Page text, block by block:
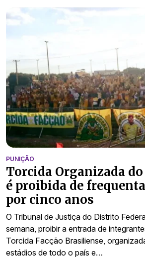
PUNIÇÃO
Torcida Organizada
é proibida de
por cinco anos
O Tribunal de Justiça do Distrito
semana, proibir a entrada de
Torcida Facção Brasiliense,
estádios de todo o país e…